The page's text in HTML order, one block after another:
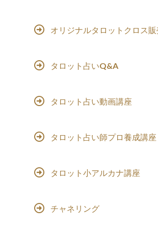
オリジナルタロットクロス販
タロット占いQ&A
タロット占い動画講座
タロット占い師プロ養成講座
タロット小アルカナ講座
チャネリング